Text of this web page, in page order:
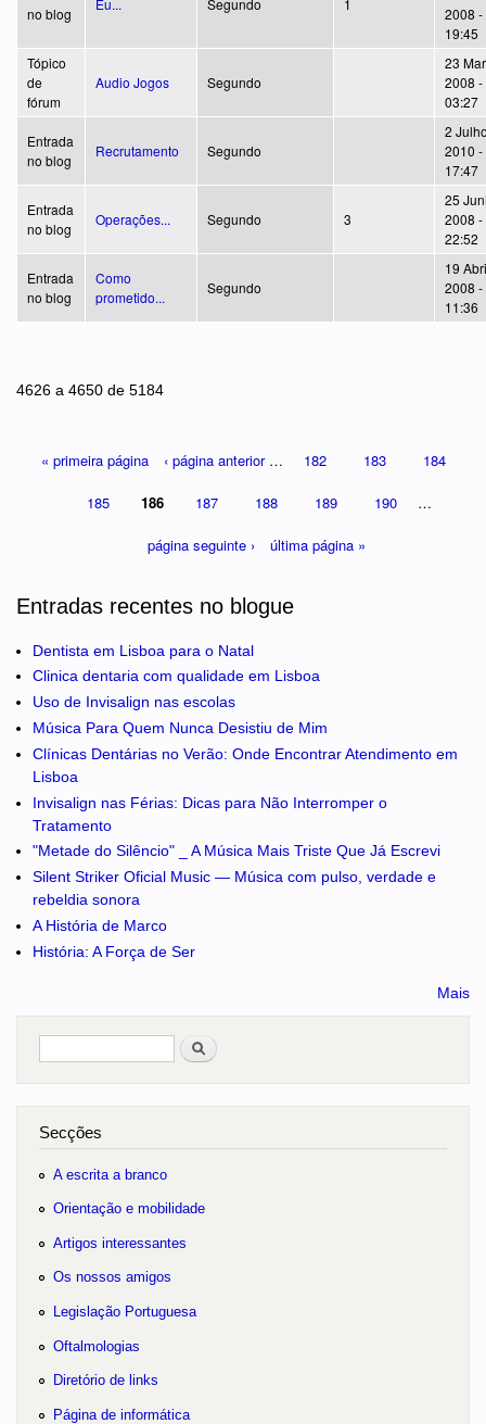
no blog
2008 -
19:45
Tópico
de
fórum
Audio Jogos Segundo
23
2008 -
03:27
Entrada
no blog
Recrutamento Segundo
2
2010 -
17:47
Entrada
no blog
Operações... Segundo 3
25
2008 -
22:52
Entrada
no blog
Como
prometido...
Segundo
19
2008 -
11:36
4626 a 4650 de 5184
« primeira página ‹ página anterior … 182 183 184
185 186 187 188 189 190 …
página seguinte › última página »
Entradas recentes no blogue
Dentista em Lisboa para o Natal
Clinica dentaria com qualidade em Lisboa
Uso de Invisalign nas escolas
Música Para Quem Nunca Desistiu de Mim
Clínicas Dentárias no Verão: Onde Encontrar Atendimento em
Lisboa
Invisalign nas Férias: Dicas para Não Interromper o
Tratamento
"Metade do Silêncio" _ A Música Mais Triste Que Já Escrevi
Silent Striker Oficial Music — Música com pulso, verdade e
rebeldia sonora
A História de Marco
História: A Força de Ser
Mais
Pesquisar
no portal
Secções
A escrita a branco
Orientação e mobilidade
Artigos interessantes
Os nossos amigos
Legislação Portuguesa
Oftalmologias
Diretório de links
Página de informática